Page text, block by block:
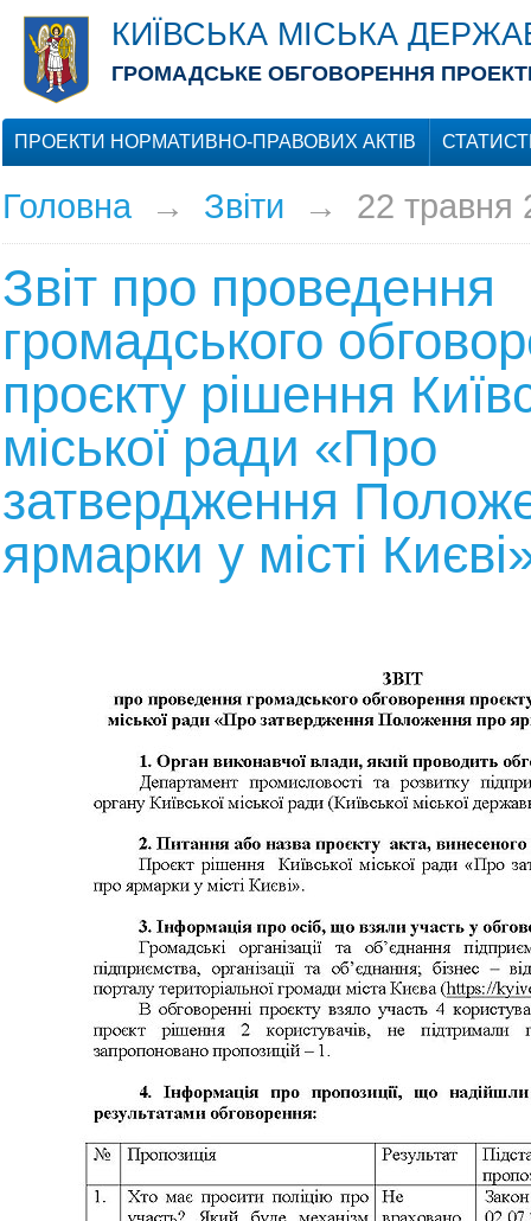
КИЇВСЬКА МІСЬКА
ГРОМАДСЬКЕ ОБГОВОРЕННЯ
ПРОЕКТИ НОРМАТИВНО-ПРАВОВИХ АКТІВ
Головна→ Звіти → 22 травня
Звіт про проведення
громадського
проєкту рішення
міської ради «Про
затвердження
ярмарки у місті